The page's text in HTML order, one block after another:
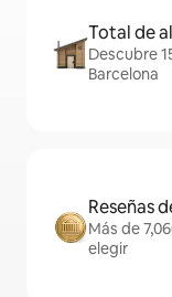
Total de
Descubre
Barcelona
Reseñas
Más de
elegir